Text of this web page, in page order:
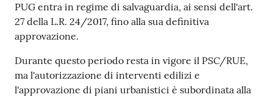
PUG entra in regime di salvaguardia, ai sensi dell'art.
27 della L.R. 24/2017, fino alla sua definitiva
approvazione.
Durante questo periodo resta in vigore il PSC/RUE,
ma l'autorizzazione di interventi edilizi e
l'approvazione di piani urbanistici è subordinata alla